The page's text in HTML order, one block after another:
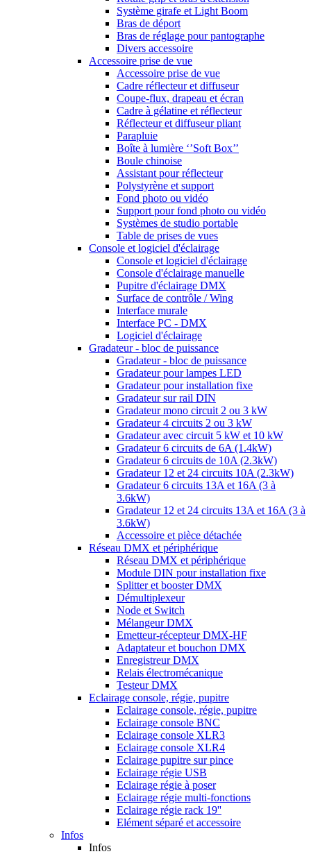
Système girafe et Light Boom
Bras de déport
Bras de réglage pour pantographe
Divers accessoire
Accessoire prise de vue
Accessoire prise de vue
Cadre réflecteur et diffuseur
Coupe-flux, drapeau et écran
Cadre à gélatine et réflecteur
Réflecteur et diffuseur pliant
Parapluie
Boîte à lumière ‘’Soft Box’’
Boule chinoise
Assistant pour réflecteur
Polystyrène et support
Fond photo ou vidéo
Support pour fond photo ou vidéo
Systèmes de studio portable
Table de prises de vues
Console et logiciel d'éclairage
Console et logiciel d'éclairage
Console d'éclairage manuelle
Pupitre d'éclairage DMX
Surface de contrôle / Wing
Interface murale
Interface PC - DMX
Logiciel d'éclairage
Gradateur - bloc de puissance
Gradateur - bloc de puissance
Gradateur pour lampes LED
Gradateur pour installation fixe
Gradateur sur rail DIN
Gradateur mono circuit 2 ou 3 kW
Gradateur 4 circuits 2 ou 3 kW
Gradateur avec circuit 5 kW et 10 kW
Gradateur 6 circuits de 6A (1.4kW)
Gradateur 6 circuits de 10A (2.3kW)
Gradateur 12 et 24 circuits 10A (2.3kW)
Gradateur 6 circuits 13A et 16A (3 à
3.6kW)
Gradateur 12 et 24 circuits 13A et 16A (3 à
3.6kW)
Accessoire et pièce détachée
Réseau DMX et périphérique
Réseau DMX et périphérique
Module DIN pour installation fixe
Splitter et booster DMX
Démultiplexeur
Node et Switch
Mélangeur DMX
Emetteur-récepteur DMX-HF
Adaptateur et bouchon DMX
Enregistreur DMX
Relais électromécanique
Testeur DMX
Eclairage console, régie, pupitre
Eclairage console, régie, pupitre
Eclairage console BNC
Eclairage console XLR3
Eclairage console XLR4
Eclairage pupitre sur pince
Eclairage régie USB
Eclairage régie à poser
Eclairage régie multi-fonctions
Eclairage régie rack 19''
Elément séparé et accessoire
Infos
Infos